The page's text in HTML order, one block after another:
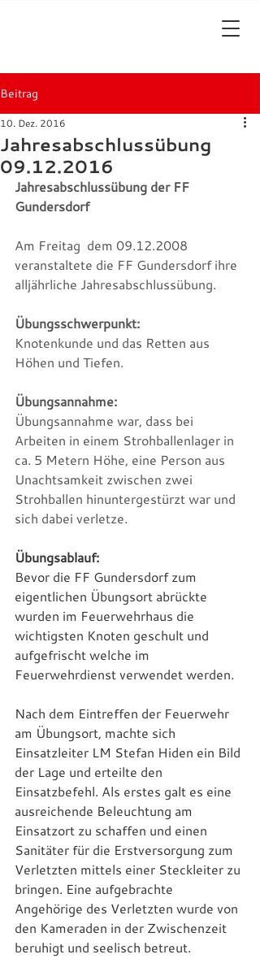
Beitrag
Jahresabschlussübung
09.12.2016
10. Dez. 2016
Jahresabschlussübung der FF
Gundersdorf
Am Freitag  dem 09.12.2008
veranstaltete die FF Gundersdorf ihre
alljährliche Jahresabschlussübung.
Übungsschwerpunkt:
Knotenkunde und das Retten aus
Höhen und Tiefen.
Übungsannahme:
Übungsannahme war, dass bei
Arbeiten in einem Strohballenlager in
ca. 5 Metern Höhe, eine Person aus
Unachtsamkeit zwischen zwei
Strohballen hinuntergestürzt war und
sich dabei verletze.
Übungsablauf:
Bevor die FF Gundersdorf zum
eigentlichen Übungsort abrückte
wurden im Feuerwehrhaus die
wichtigsten Knoten geschult und
aufgefrischt welche im
Feuerwehrdienst verwendet werden.
Nach dem Eintreffen der Feuerwehr
am Übungsort, machte sich
Einsatzleiter LM Stefan Hiden ein Bild
der Lage und erteilte den
Einsatzbefehl. Als erstes galt es eine
ausreichende Beleuchtung am
Einsatzort zu schaffen und einen
Sanitäter für die Erstversorgung zum
Verletzten mittels einer Steckleiter zu
bringen. Eine aufgebrachte
Angehörige des Verletzten wurde von
den Kameraden in der Zwischenzeit
beruhigt und seelisch betreut.